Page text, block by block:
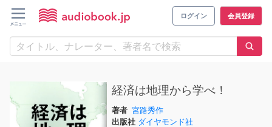
ログイン 会員登録
経済は地理から学べ！
著者 宮路秀作
出版社 ダイヤモンド社